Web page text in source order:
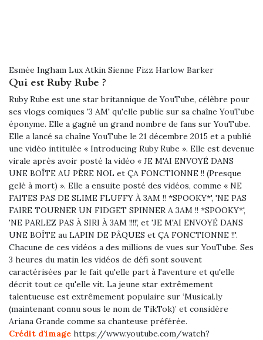
Esmée Ingham Lux Atkin Sienne Fizz Harlow Barker
Qui est Ruby Rube ?
Ruby Rube est une star britannique de YouTube, célèbre pour
ses vlogs comiques '3 AM' qu'elle publie sur sa chaîne YouTube
éponyme. Elle a gagné un grand nombre de fans sur YouTube.
Elle a lancé sa chaîne YouTube le 21 décembre 2015 et a publié
une vidéo intitulée « Introducing Ruby Rube ». Elle est devenue
virale après avoir posté la vidéo « JE M'AI ENVOYÉ DANS
UNE BOÎTE AU PÈRE NOL et ÇA FONCTIONNE !! (Presque
gelé à mort) ». Elle a ensuite posté des vidéos, comme « NE
FAITES PAS DE SLIME FLUFFY À 3AM !! *SPOOKY*', 'NE PAS
FAIRE TOURNER UN FIDGET SPINNER A 3AM !! *SPOOKY*',
'NE PARLEZ PAS À SIRI À 3AM !!!!', et 'JE M'AI ENVOYÉ DANS
UNE BOÎTE au LAPIN DE PÂQUES et ÇA FONCTIONNE !!'.
Chacune de ces vidéos a des millions de vues sur YouTube. Ses
3 heures du matin les vidéos de défi sont souvent
caractérisées par le fait qu'elle part à l'aventure et qu'elle
décrit tout ce qu'elle vit. La jeune star extrêmement
talentueuse est extrêmement populaire sur ‘Musical.ly
(maintenant connu sous le nom de TikTok)’ et considère
Ariana Grande comme sa chanteuse préférée.
Crédit d'image https://www.youtube.com/watch?